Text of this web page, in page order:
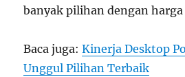
banyak pilihan dengan
Baca juga:Kinerja Desktop
Unggul Pilihan Terbaik